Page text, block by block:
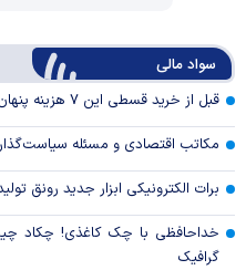
سواد مالی
قبل از خرید قسطی این ۷ هزینه پنهان را بشناسید
مکاتب اقتصادی و مسئله
برات الکترونیکی ابزار جدید رونق
خداحافظی با چک کاغذی! چکاد
گرافیک